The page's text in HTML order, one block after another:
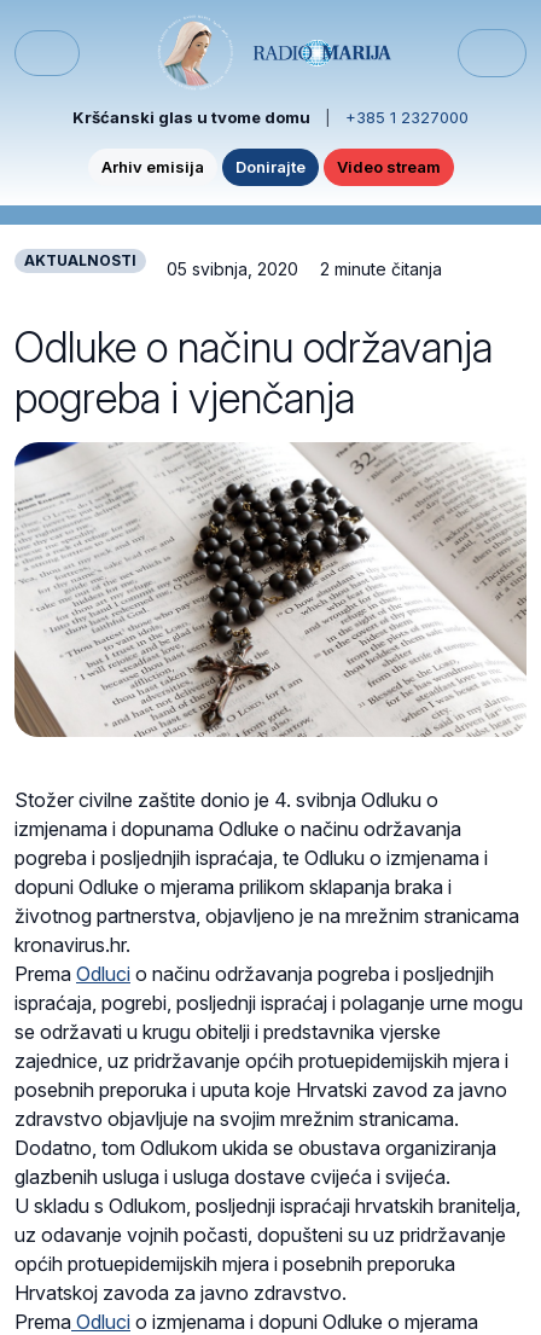
Menu
Kršćanski glas u tvome domu +385 1 2327000
Arhiv emisija Donirajte Video stream
AKTUALNOSTI 05 svibnja, 2020 2 minute čitanja
Odluke o načinu održavanja
pogreba i vjenčanja
Stožer civilne zaštite donio je 4. svibnja Odluku o
izmjenama i dopunama Odluke o načinu održavanja
pogreba i posljednjih ispraćaja, te Odluku o izmjenama i
dopuni Odluke o mjerama prilikom sklapanja braka i
životnog partnerstva, objavljeno je na mrežnim stranicama
kronavirus.hr.
Prema Odluci o načinu održavanja pogreba i posljednjih
ispraćaja, pogrebi, posljednji ispraćaj i polaganje urne mogu
se održavati u krugu obitelji i predstavnika vjerske
zajednice, uz pridržavanje općih protuepidemijskih mjera i
posebnih preporuka i uputa koje Hrvatski zavod za javno
zdravstvo objavljuje na svojim mrežnim stranicama.
Dodatno, tom Odlukom ukida se obustava organiziranja
glazbenih usluga i usluga dostave cvijeća i svijeća.
U skladu s Odlukom, posljednji ispraćaji hrvatskih branitelja,
uz odavanje vojnih počasti, dopušteni su uz pridržavanje
općih protuepidemijskih mjera i posebnih preporuka
Hrvatskoj zavoda za javno zdravstvo.
Prema Odluci o izmjenama i dopuni Odluke o mjerama